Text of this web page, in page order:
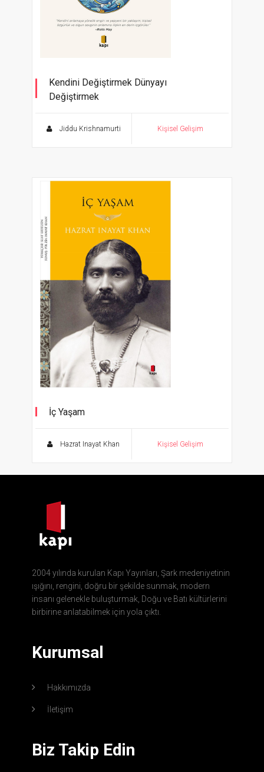
Kendini Değiştirmek Dünyayı
Değiştirmek
Jiddu Krishnamurti Kişisel Gelişim
İç Yaşam
Hazrat Inayat Khan Kişisel Gelişim
2004 yılında kurulan Kapı Yayınları, Şark medeniyetinin
ışığını, rengini, doğru bir şekilde sunmak, modern
insanı gelenekle buluşturmak, Doğu ve Batı kültürlerini
birbirine anlatabilmek için yola çıktı.
Kurumsal
Hakkımızda
İletişim
Biz Takip Edin